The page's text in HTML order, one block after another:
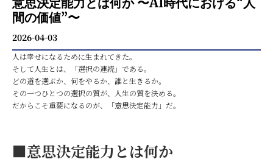
間の価値”〜
2026-04-03
人は幸せになるために生まれてきた。
そして人生とは、「選択の連続」である。
どの道を選ぶか、何をやるか、誰と生きるか。
その一つひとつの選択の質が、人生の質を決める。
だからこそ重要になるのが、「意思決定能力」だ。
■意思決定能力とは何か